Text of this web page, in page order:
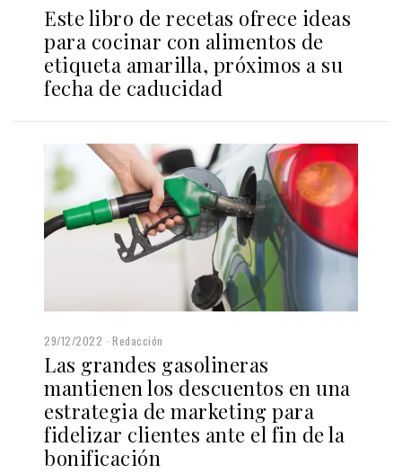
Este libro de recetas ofrece ideas
para cocinar con alimentos de
etiqueta amarilla, próximos a su
fecha de caducidad
29/12/2022 Redacción
Las grandes gasolineras
mantienen los descuentos en una
estrategia de marketing para
fidelizar clientes ante el fin de la
bonificación